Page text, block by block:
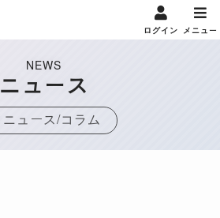
ログイン メニュー
NEWS
ニュース
ニュース/コラム